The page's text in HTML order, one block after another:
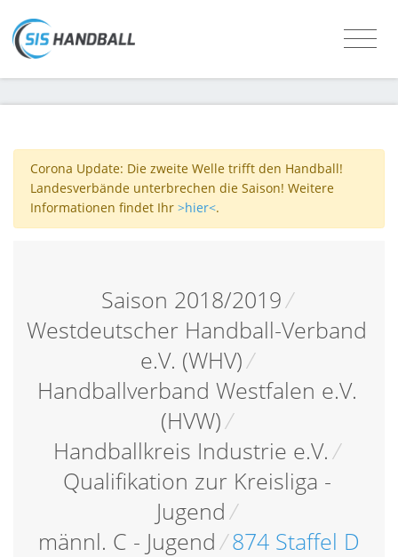
Corona Update: Die zweite Welle trifft den Handball!
Landesverbände unterbrechen die Saison! Weitere
Informationen findet Ihr >hier<.
Saison 2018/2019/
Westdeutscher Handball-Verband
e.V. (WHV)/
Handballverband Westfalen e.V.
(HVW)/
Handballkreis Industrie e.V. /
Qualifikation zur Kreisliga -
Jugend /
männl. C - Jugend /874 Staffel D